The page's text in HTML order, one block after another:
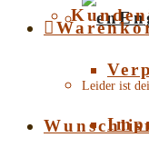
Leider ist